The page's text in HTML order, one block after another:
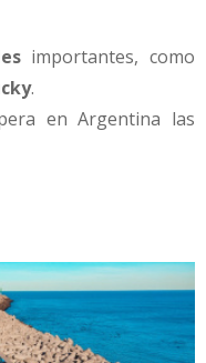
importantes, como
.
en Argentina las